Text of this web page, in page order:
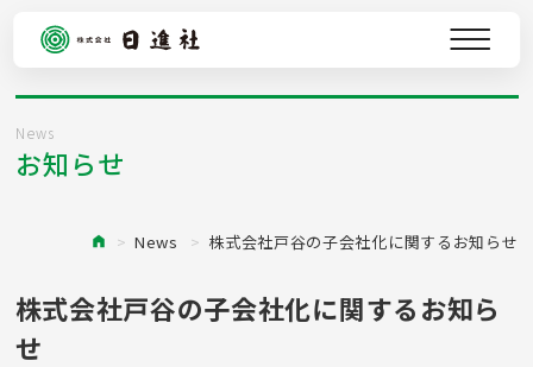
サービス
日進社の強み
News
お知らせ
News 株式会社戸谷の子会社化に関するお知らせ
株式会社戸谷の子会社化に関するお知ら
せ